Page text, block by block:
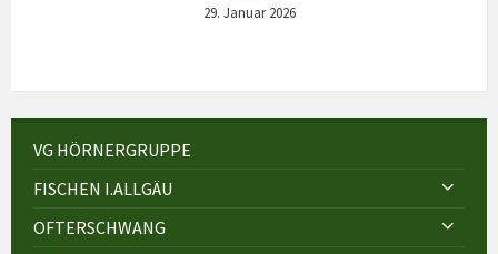
29. Januar 2026
VG HÖRNERGRUPPE
FISCHEN I.ALLGÄU
OFTERSCHWANG